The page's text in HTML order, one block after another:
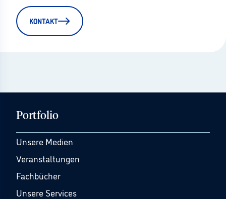
KONTAKT
Portfolio
Unsere Medien
Veranstaltungen
Fachbücher
Unsere Services